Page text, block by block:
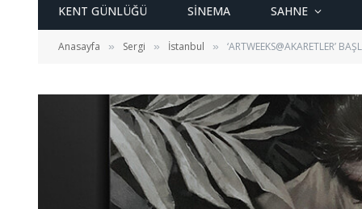
KENT GÜNLÜĞÜ SINEMA SAHNE
Anasayfa » Sergi » İstanbul » ‘ARTWEEKS@AKARETLER’